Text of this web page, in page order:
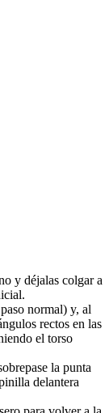
y déjalas colgar a
normal) y, al
rectos en las
el torso
la punta
delantera